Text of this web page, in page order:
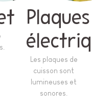
Plaques
Les plaques de
cuisson sont
lumineuses et
sonores.